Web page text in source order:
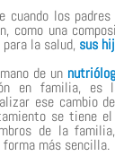
cuando los
como una
la salud, sus
de un
en familia,
ese cambio
se tiene
de la
más sencilla.